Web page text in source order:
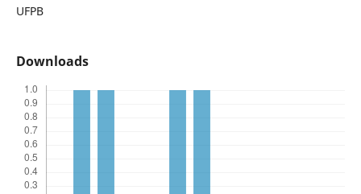
UFPB
Downloads